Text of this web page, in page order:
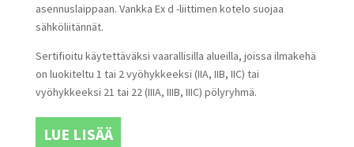
asennuslaippaan. Vankka Ex d -liittimen kotelo suojaa
sähköliitännät.
Sertifioitu käytettäväksi vaarallisilla alueilla, joissa ilmakehä
on luokiteltu 1 tai 2 vyöhykkeeksi (IIA, IIB, IIC) tai
vyöhykkeeksi 21 tai 22 (IIIA, IIIB, IIIC) pölyryhmä.
LUE LISÄÄ